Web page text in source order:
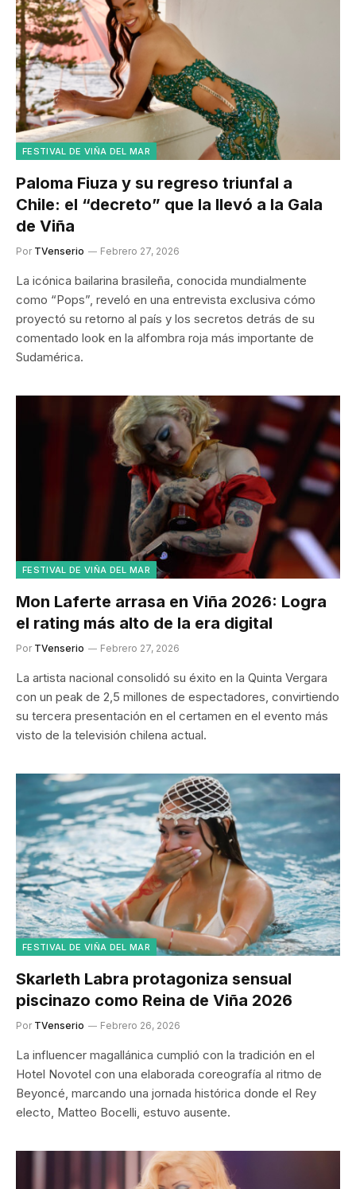
FESTIVAL DE VIÑA DEL MAR
Paloma Fiuza y su regreso triunfal a
Chile: el “decreto” que la llevó a la Gala
de Viña
Por TVenserio Febrero 27, 2026
La icónica bailarina brasileña, conocida mundialmente
como “Pops”, reveló en una entrevista exclusiva cómo
proyectó su retorno al país y los secretos detrás de su
comentado look en la alfombra roja más importante de
Sudamérica.
FESTIVAL DE VIÑA DEL MAR
Mon Laferte arrasa en Viña 2026: Logra
el rating más alto de la era digital
Por TVenserio Febrero 27, 2026
La artista nacional consolidó su éxito en la Quinta Vergara
con un peak de 2,5 millones de espectadores, convirtiendo
su tercera presentación en el certamen en el evento más
visto de la televisión chilena actual.
FESTIVAL DE VIÑA DEL MAR
Skarleth Labra protagoniza sensual
piscinazo como Reina de Viña 2026
Por TVenserio Febrero 26, 2026
La influencer magallánica cumplió con la tradición en el
Hotel Novotel con una elaborada coreografía al ritmo de
Beyoncé, marcando una jornada histórica donde el Rey
electo, Matteo Bocelli, estuvo ausente.